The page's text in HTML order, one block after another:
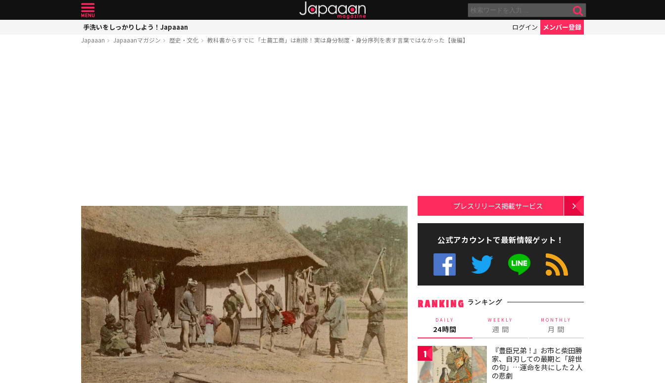
手洗いをしっかりしよう！Japaaan ログイン メンバー登録
Japaaan Japaaanマガジン 歴史・文化 教科書からすでに「士農工商」は削除！実は身分制度・身分序列を表す言葉ではなかった【後編】
プレスリリース掲載サービス
公式アカウントで最新情報ゲット！
RANKING ランキング
DAILY
24時間
WEEKLY
週 間
MONTHLY
月 間
1
『豊臣兄弟！』お市と柴田勝
家、自刃しての最期と「辞世
の句」…運命を共にした２人
の悲劇